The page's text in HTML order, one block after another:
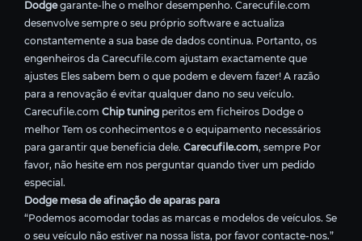
Dodgegarante-lhe o melhor desempenho. Carecufile.com
desenvolve sempre o seu próprio software e actualiza
constantemente a sua base de dados continua. Portanto, os
engenheiros da Carecufile.com ajustam exactamente que
ajustes Eles sabem bem o que podem e devem fazer! A razão
para a renovação é evitar qualquer dano no seu veículo.
Carecufile.com Chip tuning peritos em ficheiros Dodge o
melhor Tem os conhecimentos e o equipamento necessários
para garantir que beneficia dele. Carecufile.com, sempre Por
favor, não hesite em nos perguntar quando tiver um pedido
especial.
Dodge mesa de afinação de aparas para
“Podemos acomodar todas as marcas e modelos de veículos. Se
o seu veículo não estiver na nossa lista, por favor contacte-nos.”